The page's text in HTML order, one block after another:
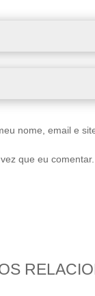
nome, email e
que eu comentar.